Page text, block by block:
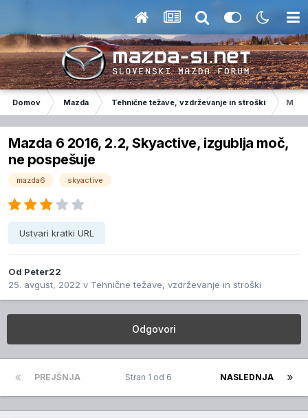
Domov Mazda Tehnične težave, vzdrževanje in stroški
Mazda 6 2016, 2.2, Skyactive, izgublja moč,
ne pospešuje
mazda6 skyactive
Ustvari kratki URL
Od Peter22
25. avgust, 2022 v Tehnične težave, vzdrževanje in stroški
Odgovori
PREJŠNJA NASLEDNJA
Stran 1 od 6